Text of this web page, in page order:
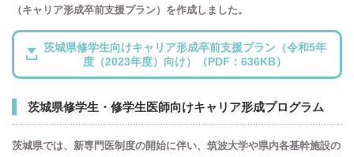
（キャリア形成卒前支援プラン）を作成しました。
茨城県修学生向けキャリア形成卒前支援プラン（令和5年
度（2023年度）向け）（PDF：636KB）
茨城県修学生・修学生医師向けキャリア形成プログラム
茨城県では、新専門医制度の開始に伴い、筑波大学や県内各基幹施設の